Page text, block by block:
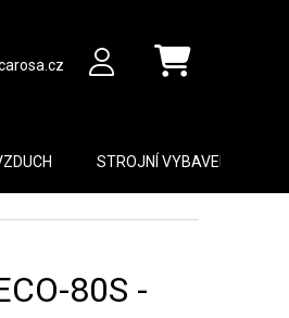
Nákupní košík
STROJNÍ VYBAVENÍ
80S -